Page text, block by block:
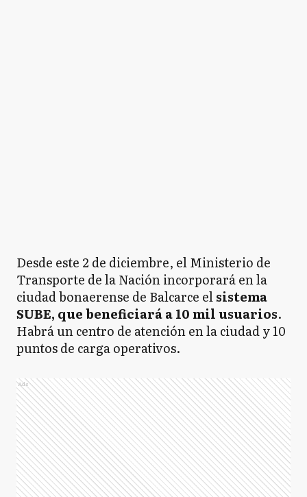
Desde este 2 de diciembre, el Ministerio de
Transporte de la Nación incorporará en la
ciudad bonaerense de Balcarce elsistema
SUBE, que beneficiará a 10 mil usuarios.
Habrá un centro de atención en la ciudad y 10
puntos de carga operativos.
Ads